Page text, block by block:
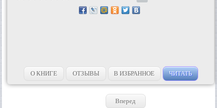
О КНИГЕ ОТЗЫВЫ В ИЗБРАННОЕ ЧИТАТЬ
Вперед